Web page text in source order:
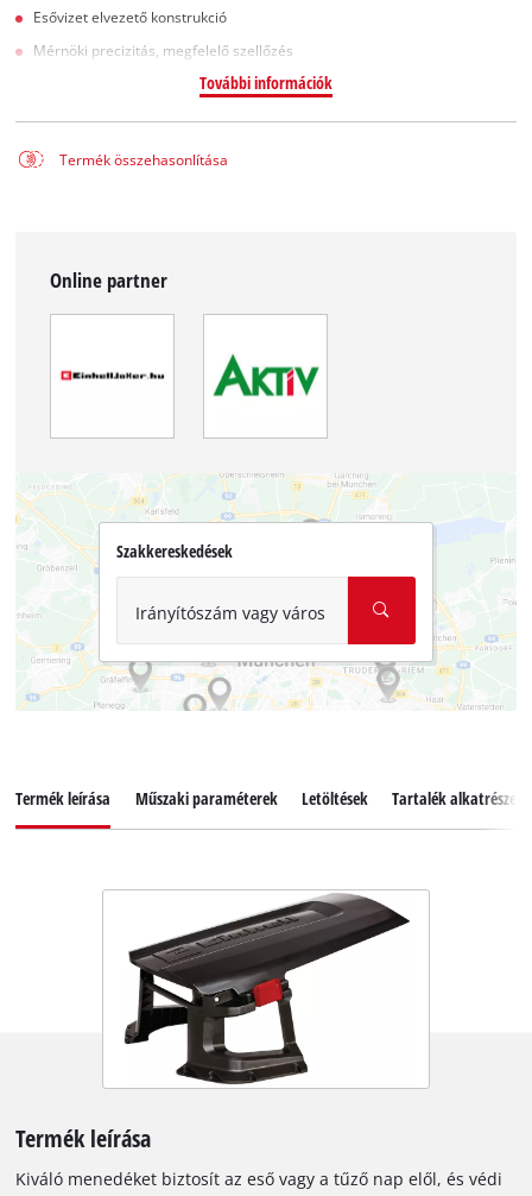
Esővizet elvezető konstrukció
Mérnöki precizitás, megfelelő szellőzés
További információk
Termék összehasonlítása
Online partner
Szakkereskedések
Irányítószám vagy város
Termék leírása Műszaki paraméterek Letöltések Tartalék alkatrészek
Termék leírása
Kiváló menedéket biztosít az eső vagy a tűző nap elől, és védi